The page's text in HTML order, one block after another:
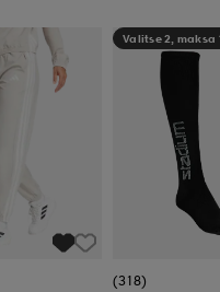
Valitse 2, maksa
(318)